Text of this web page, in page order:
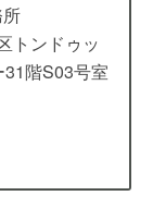
トンドゥッ
階S03号室